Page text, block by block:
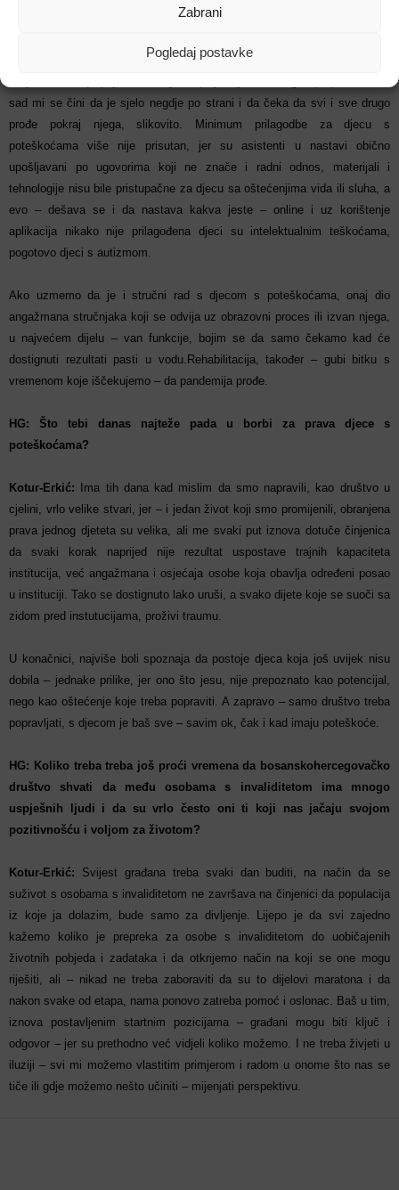
Zabrani
Pogledaj postavke
Djeca s poteškoćama suočena su s nespremnošću odraslih
ide na ruku. Obrazovanje za djecu s poteškoćama, za koje se gotovo
sad mi se čini da je sjelo negdje po strani i da čeka da svi i sve drugo
prođe pokraj njega, slikovito. Minimum prilagodbe za djecu s
poteškoćama više nije prisutan, jer su asistenti u nastavi obično
upošljavani po ugovorima koji ne znače i radni odnos, materijali i
tehnologije nisu bile pristupačne za djecu sa oštećenjima vida ili sluha, a
evo – dešava se i da nastava kakva jeste – online i uz korištenje
aplikacija nikako nije prilagođena djeci su intelektualnim teškoćama,
pogotovo djeci s autizmom.
Ako uzmemo da je i stručni rad s djecom s poteškoćama, onaj dio
angažmana stručnjaka koji se odvija uz obrazovni proces ili izvan njega,
u najvećem dijelu – van funkcije, bojim se da samo čekamo kad će
dostignuti rezultati pasti u vodu.Rehabilitacija, također – gubi bitku s
vremenom koje iščekujemo – da pandemija prođe.
HG: Što tebi danas najteže pada u borbi za prava djece s
poteškoćama?
Kotur-Erkić: Ima tih dana kad mislim da smo napravili, kao društvo u
cjelini, vrlo velike stvari, jer – i jedan život koji smo promijenili, obranjena
prava jednog djeteta su velika, ali me svaki put iznova dotuče činjenica
da svaki korak naprijed nije rezultat uspostave trajnih kapaciteta
institucija, već angažmana i osjećaja osobe koja obavlja određeni posao
u instituciji. Tako se dostignuto lako uruši, a svako dijete koje se suoči sa
zidom pred instutucijama, proživi traumu.
U konačnici, najviše boli spoznaja da postoje djeca koja još uvijek nisu
dobila – jednake prilike, jer ono što jesu, nije prepoznato kao potencijal,
nego kao oštećenje koje treba popraviti. A zapravo – samo društvo treba
popravljati, s djecom je baš sve – savim ok, čak i kad imaju poteškoće.
HG: Koliko treba treba još proći vremena da bosanskohercegovačko
društvo shvati da među osobama s invaliditetom ima mnogo
uspješnih ljudi i da su vrlo često oni ti koji nas jačaju svojom
pozitivnošću i voljom za životom?
Kotur-Erkić: Svijest građana treba svaki dan buditi, na način da se
suživot s osobama s invaliditetom ne završava na činjenici da populacija
iz koje ja dolazim, bude samo za divljenje. Lijepo je da svi zajedno
kažemo koliko je prepreka za osobe s invaliditetom do uobičajenih
životnih pobjeda i zadataka i da otkrijemo način na koji se one mogu
riješiti, ali – nikad ne treba zaboraviti da su to dijelovi maratona i da
nakon svake od etapa, nama ponovo zatreba pomoć i oslonac. Baš u tim,
iznova postavljenim startnim pozicijama – građani mogu biti ključ i
odgovor – jer su prethodno već vidjeli koliko možemo. I ne treba živjeti u
iluziji – svi mi možemo vlastitim primjerom i radom u onome što nas se
tiče ili gdje možemo nešto učiniti – mijenjati perspektivu.